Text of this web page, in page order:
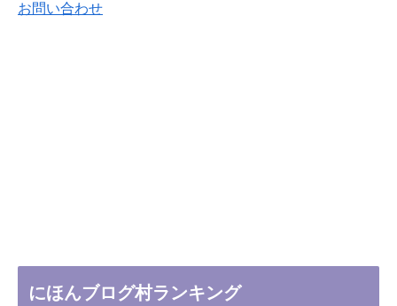
お問い合わせ
にほんブログ村ランキング